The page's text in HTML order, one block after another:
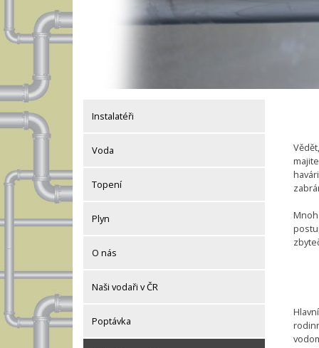
Instalatéři
Voda
Topení
Plyn
O nás
Naši vodaři v ČR
Poptávka